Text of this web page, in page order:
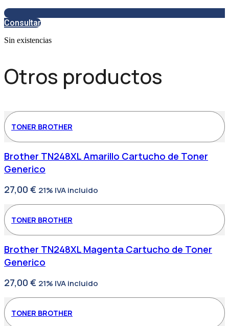
Consultar
Sin existencias
Otros productos
TONER BROTHER
Brother TN248XL Amarillo Cartucho de Toner
Generico
27,00 € 21% IVA incluido
TONER BROTHER
Brother TN248XL Magenta Cartucho de Toner
Generico
27,00 € 21% IVA incluido
TONER BROTHER